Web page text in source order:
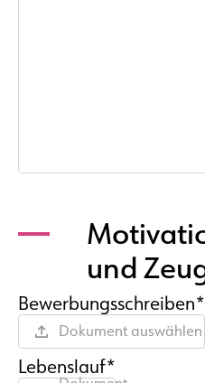
und
Bewerbungsschreiben*
Dokument auswählen
Lebenslauf*